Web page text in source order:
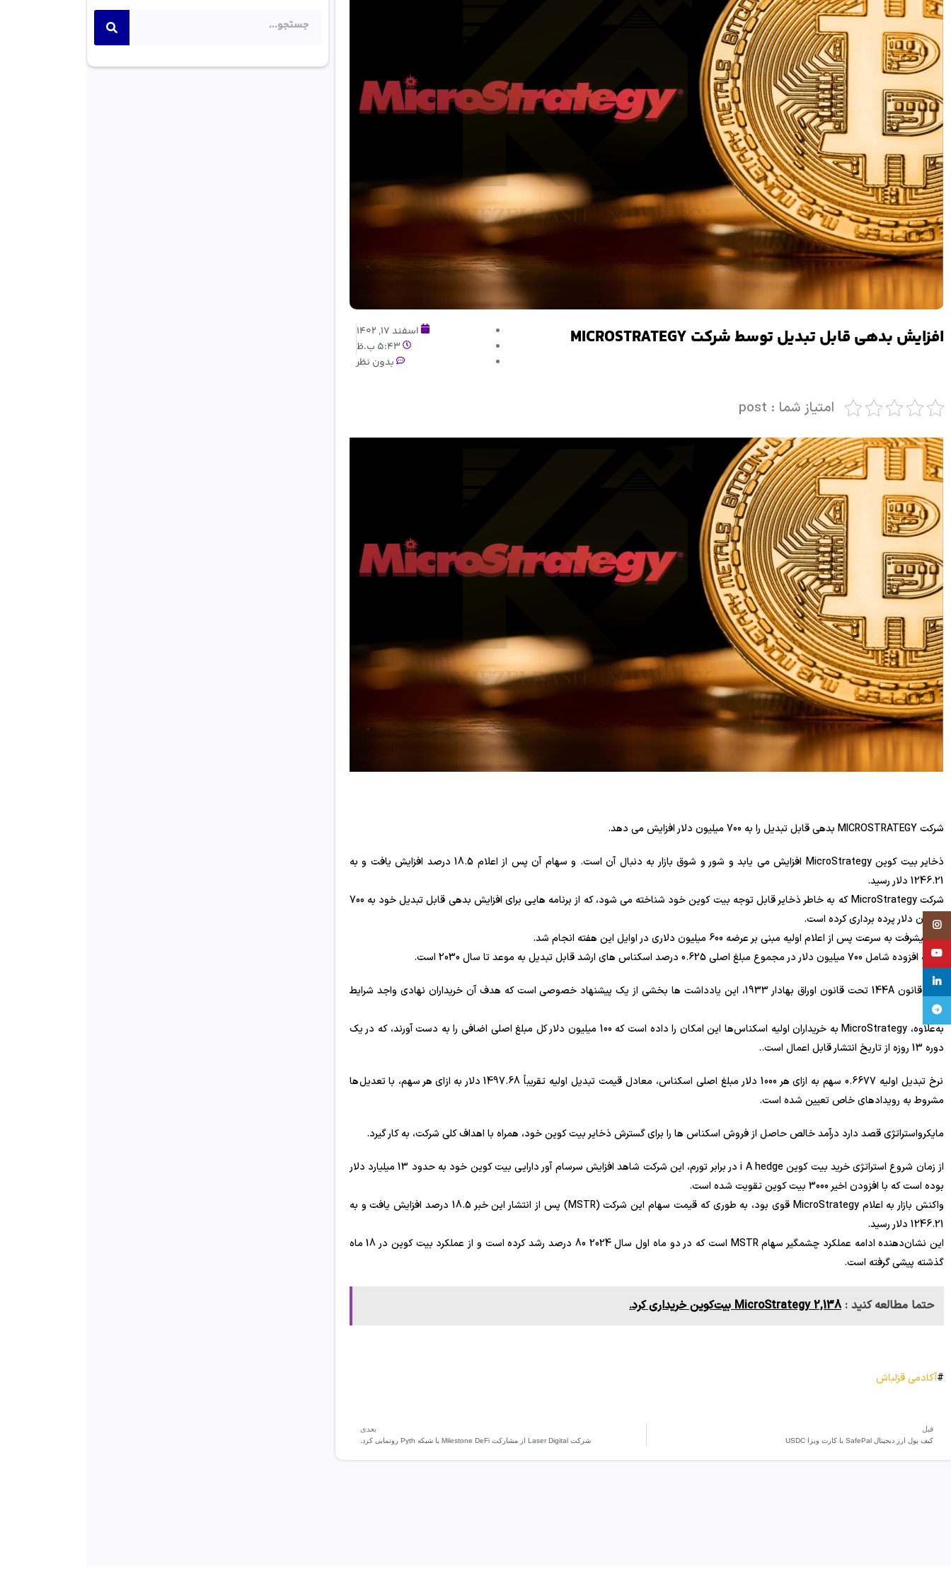
افزایش بدهی قابل تبدیل توسط شرکت MICROSTRATEGY
اسفند 17, 1402
5:43 ب.ظ
بدون نظر
امتیاز شما : post
شرکت MICROSTRATEGY بدهی قابل تبدیل را به 700 میلیون دلار افزایش می دهد.
ذخایر بیت کوین MicroStrategy افزایش می یابد و شور و شوق بازار به دنبال آن است. و سهام آن پس از اعلام 18.5 درصد افزایش یافت و به
1246.21 دلار رسید.
شرکت MicroStrategy که به خاطر ذخایر قابل توجه بیت کوین خود شناخته می شود، که از برنامه هایی برای افزایش بدهی قابل تبدیل خود به 700
میلیون دلار پرده برداری کرده است.
این پیشرفت به سرعت پس از اعلام اولیه مبنی بر عرضه 600 میلیون دلاری در اوایل این هفته انجام شد.
عرضه افزوده شامل 700 میلیون دلار در مجموع مبلغ اصلی 0.625 درصد اسکناس های ارشد قابل تبدیل به موعد تا سال 2030 است.
طبق قانون 144A تحت قانون اوراق بهادار 1933، این یادداشت ها بخشی از یک پیشنهاد خصوصی است که هدف آن خریداران نهادی واجد شرایط
است.
به‌علاوه، MicroStrategy به خریداران اولیه اسکناس‌ها این امکان را داده است که 100 میلیون دلار کل مبلغ اصلی اضافی را به دست آورند، که در یک
دوره 13 روزه از تاریخ انتشار قابل اعمال است..
نرخ تبدیل اولیه 0.6677 سهم به ازای هر 1000 دلار مبلغ اصلی اسکناس، معادل قیمت تبدیل اولیه تقریباً 1497.68 دلار به ازای هر سهم، با تعدیل‌ها
مشروط به رویدادهای خاص تعیین شده است.
مایکرواستراتژی قصد دارد درآمد خالص حاصل از فروش اسکناس ها را برای گسترش ذخایر بیت کوین خود، همراه با اهداف کلی شرکت، به کار گیرد.
از زمان شروع استراتژی خرید بیت کوین i A hedge در برابر تورم، این شرکت شاهد افزایش سرسام آور دارایی بیت کوین خود به حدود 13 میلیارد دلار
بوده است که با افزودن اخیر 3000 بیت کوین تقویت شده است.
واکنش بازار به اعلام MicroStrategy قوی بود، به طوری که قیمت سهام این شرکت (MSTR) پس از انتشار این خبر 18.5 درصد افزایش یافت و به
1246.21 دلار رسید.
این نشان‌دهنده ادامه عملکرد چشمگیر سهام MSTR است که در دو ماه اول سال 2024 80 درصد رشد کرده است و از عملکرد بیت کوین در 18 ماه
گذشته پیشی گرفته است.
حتما مطالعه کنید : MicroStrategy 2,138 بیت‌کوین خریداری کرد.
#آکادمی قزلباش
قبل
کیف پول ارز دیجیتال SafePal با کارت ویزا USDC
بعدی
شرکت Laser Digital از مشارکت Milestone DeFi با شبکه Pyth رونمایی کرد.
Instagram
YouTube
linkedin